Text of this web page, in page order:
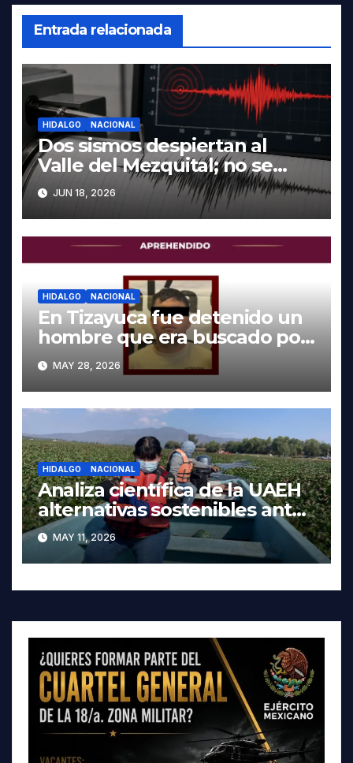
Entrada relacionada
HIDALGO NACIONAL
Dos sismos despiertan al
Valle del Mezquital; no se
reportan daños en Hidalgo
JUN 18, 2026
HIDALGO NACIONAL
En Tizayuca fue detenido un
hombre que era buscado por
autoridades de Oaxaca
MAY 28, 2026
HIDALGO NACIONAL
Analiza científica de la UAEH
alternativas sostenibles ante
crisis ambiental en Tula-
Tepeji
MAY 11, 2026